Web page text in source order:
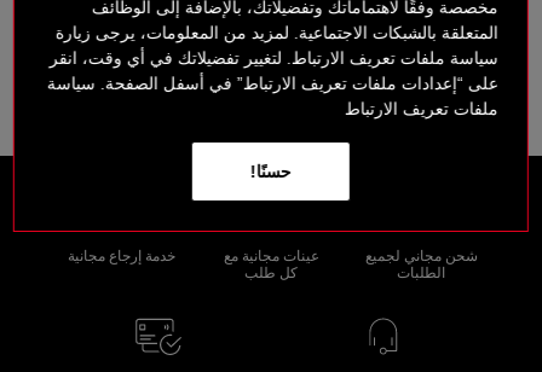
مخصصة وفقًا لاهتماماتك وتفضيلاتك، بالإضافة إلى الوظائف
المتعلقة بالشبكات الاجتماعية. لمزيد من المعلومات، يرجى زيارة
سياسة ملفات تعريف الارتباط. لتغيير تفضيلاتك في أي وقت، انقر
على “إعدادات ملفات تعريف الارتباط” في أسفل الصفحة. سياسة
ملفات تعريف الارتباط
حسنًا!
بحث
شحن مجاني لجميع
الطلبات
عينات مجانية مع
كل طلب
خدمة إرجاع مجانية